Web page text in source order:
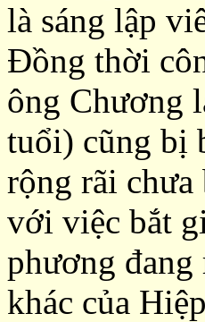
là sáng lập
Đồng thời
ông Chương
tuổi) cũng bị
rộng rãi
với việc bắt
phương đang
khác của